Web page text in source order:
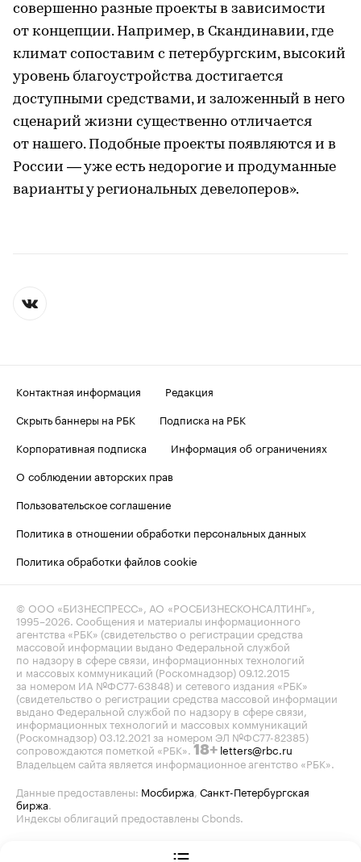
совершенно разные проекты в зависимости
от концепции. Например, в Скандинавии, где
климат сопоставим с петербургским, высокий
уровень благоустройства достигается
доступными средствами, и заложенный в него
сценарий жизни существенно отличается
от нашего. Подобные проекты появляются и в
России — уже есть недорогие и продуманные
варианты у региональных девелоперов».
Контактная информация
Редакция
Скрыть баннеры на РБК
Подписка на РБК
Корпоративная подписка
Информация об ограничениях
О соблюдении авторских прав
Пользовательское соглашение
Политика в отношении обработки персональных данных
Политика обработки файлов cookie
© ООО «БИЗНЕСПРЕСС», АО «РОСБИЗНЕСКОНСАЛТИНГ»,
1995–2026 . Сообщения и материалы информационного
агентства «РБК» (свидетельство о регистрации средства
массовой информации выдано Федеральной службой
по надзору в сфере связи, информационных технологий
и массовых коммуникаций (Роскомнадзор) 09.12.2015
за номером ИА №ФС77-63848) и сетевого издания «РБК»
(свидетельство о регистрации средства массовой информации
выдано Федеральной службой по надзору в сфере связи,
информационных технологий и массовых коммуникаций
(Роскомнадзор) 03.12.2021 за номером ЭЛ №ФС77-82385)
сопровождаются пометкой «РБК». 18+ letters@rbc.ru
Владельцем сайта является информационное агентство «РБК».
Данные предоставлены: Мосбиржа Санкт-Петербургская
биржа
Индексы облигаций предоставлены Cbonds.